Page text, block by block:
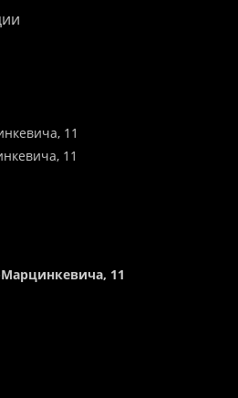
11
11
11